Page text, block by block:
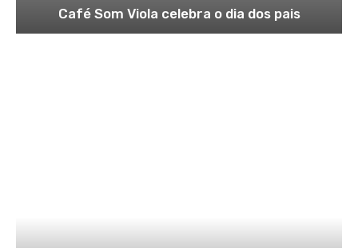
Café Som Viola celebra o dia dos pais